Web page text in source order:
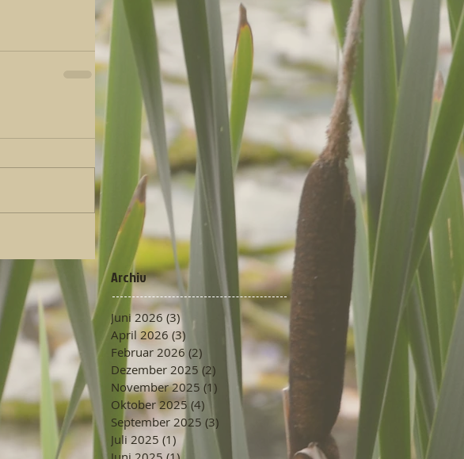
Archiv
Juni 2026 (3)3 Beiträge
April 2026 (3) 3 Beiträge
Februar 2026 (2) 2 Beiträge
Dezember 2025 (2) 2 Beiträge
November 2025 (1) 1 Beitrag
Oktober 2025 (4) 4 Beiträge
September 2025 (3)
Juli 2025 (1) 1 Beitrag